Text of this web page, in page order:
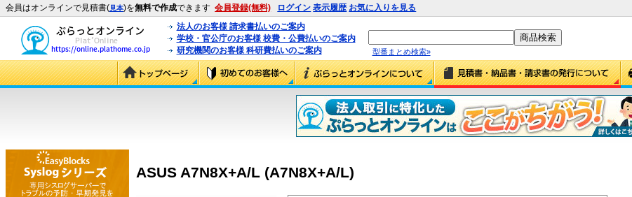
会員はオンラインで見積書(見本)を無料で作成できます 会員登録(無料) ログイン 表示履歴 お気に入りを見る
法人のお客様 請求書払いのご案内
学校・官公庁のお客様 校費・公費払いのご案内
研究機関のお客様 科研費払いのご案内
型番まとめ検索»
ASUS A7N8X+A/L (A7N8X+A/L)